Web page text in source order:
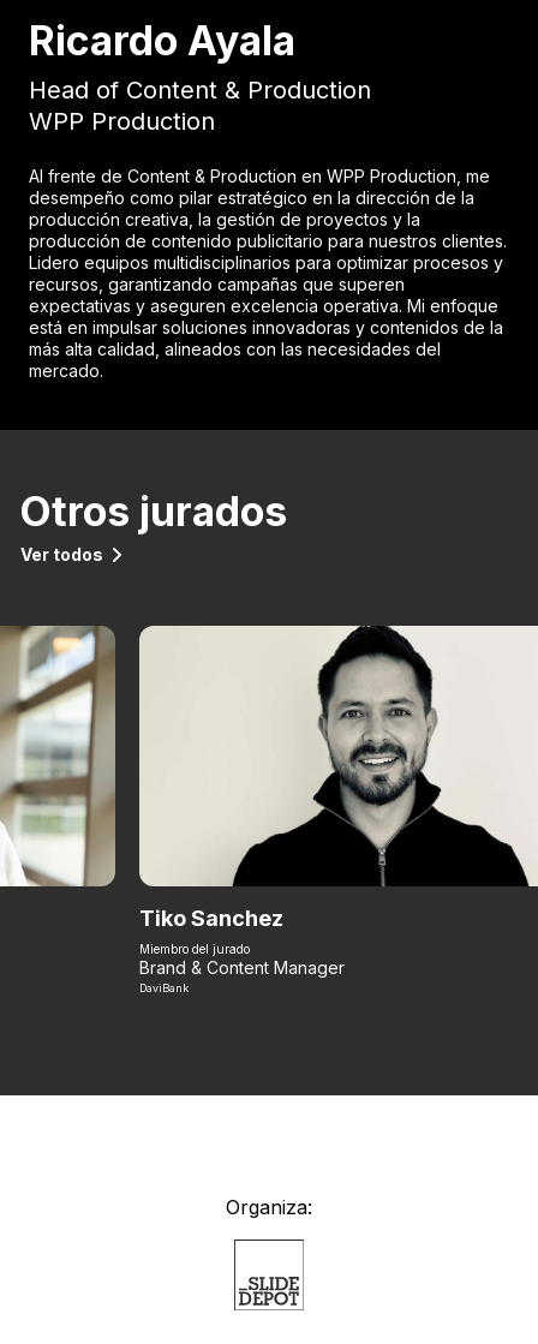
Ricardo Ayala
Head of Content & Production
WPP Production
Al frente de Content & Production en WPP Production, me
desempeño como pilar estratégico en la dirección de la
producción creativa, la gestión de proyectos y la
producción de contenido publicitario para nuestros clientes.
Lidero equipos multidisciplinarios para optimizar procesos y
recursos, garantizando campañas que superen
expectativas y aseguren excelencia operativa. Mi enfoque
está en impulsar soluciones innovadoras y contenidos de la
más alta calidad, alineados con las necesidades del
mercado.
Otros jurados
Ver todos
Tiko Sanchez
Miembro del jurado
Brand & Content Manager
DaviBank
Organiza: